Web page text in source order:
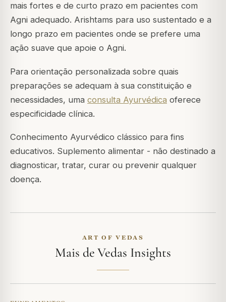
mais fortes e de curto prazo em pacientes com
Agni adequado. Arishtams para uso sustentado e a
longo prazo em pacientes onde se prefere uma
ação suave que apoie o Agni.
Para orientação personalizada sobre quais
preparações se adequam à sua constituição e
necessidades, uma consulta Ayurvédica oferece
especificidade clínica.
Conhecimento Ayurvédico clássico para fins
educativos. Suplemento alimentar - não destinado a
diagnosticar, tratar, curar ou prevenir qualquer
doença.
ART OF VEDAS
Mais de Vedas Insights